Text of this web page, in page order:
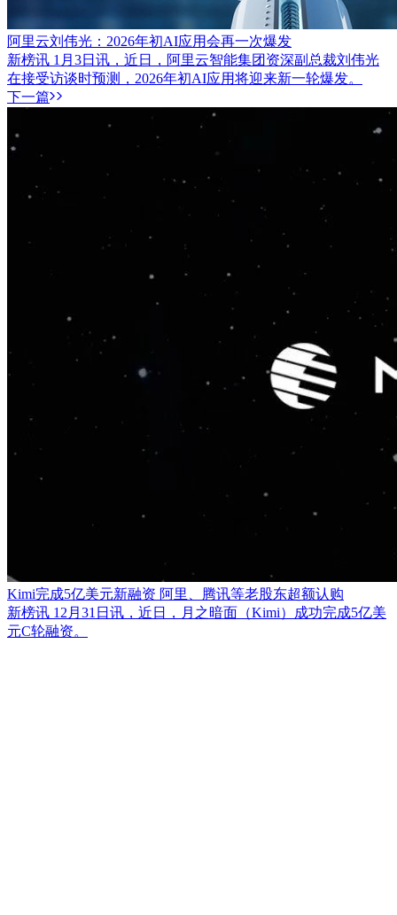
阿里云刘伟光：2026年初AI应用会再一次爆发
新榜讯 1月3日讯，近日，阿里云智能集团资深副总裁刘伟光
在接受访谈时预测，2026年初AI应用将迎来新一轮爆发。
下一篇
Kimi完成5亿美元新融资 阿里、腾讯等老股东超额认购
新榜讯 12月31日讯，近日，月之暗面（Kimi）成功完成5亿美
元C轮融资。